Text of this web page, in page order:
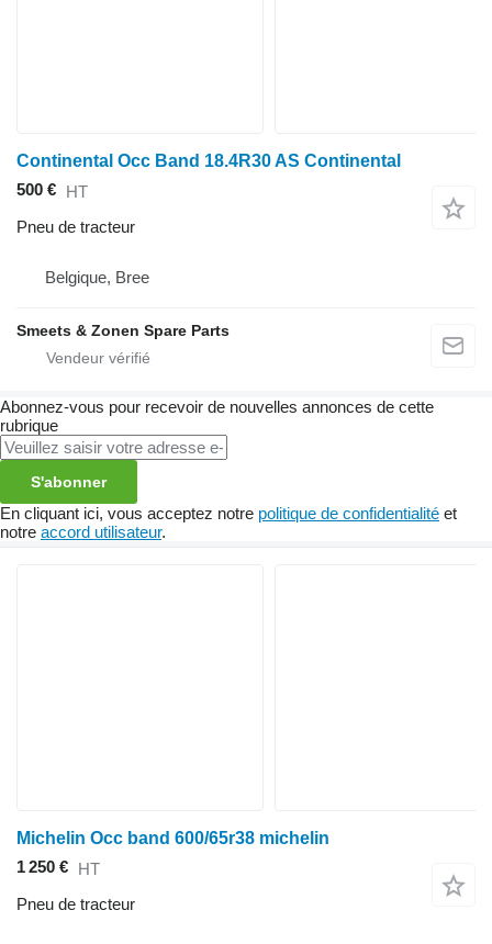
Continental Occ Band 18.4R30 AS Continental
500 € HT
Pneu de tracteur
Belgique, Bree
Smeets & Zonen Spare Parts
Abonnez-vous pour recevoir de nouvelles annonces de cette
rubrique
S'abonner
En cliquant ici, vous acceptez notre politique de confidentialité et
notre accord utilisateur.
Michelin Occ band 600/65r38 michelin
1 250 € HT
Pneu de tracteur